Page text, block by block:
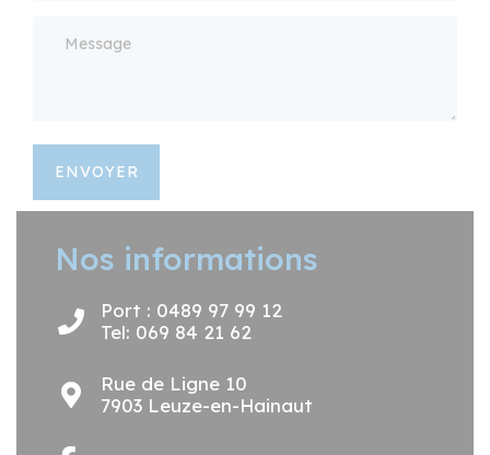
ENVOYER
Nos informations
Port : 0489 97 99 12
Tel: 069 84 21 62
Rue de Ligne 10
7903 Leuze-en-Hainaut